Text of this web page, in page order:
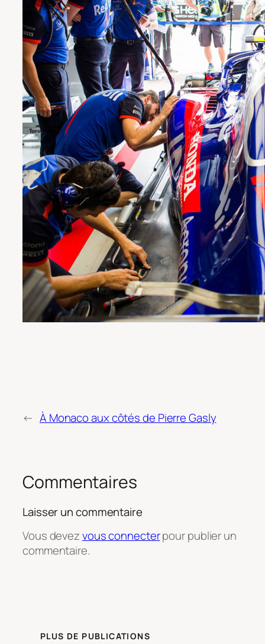
← À Monaco aux côtés de Pierre Gasly
Commentaires
Laisser un commentaire
Vous devezvous connecterpour publier un
commentaire.
PLUS DE PUBLICATIONS